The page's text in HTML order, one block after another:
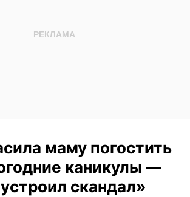
маму погостить
каникулы —
скандал»